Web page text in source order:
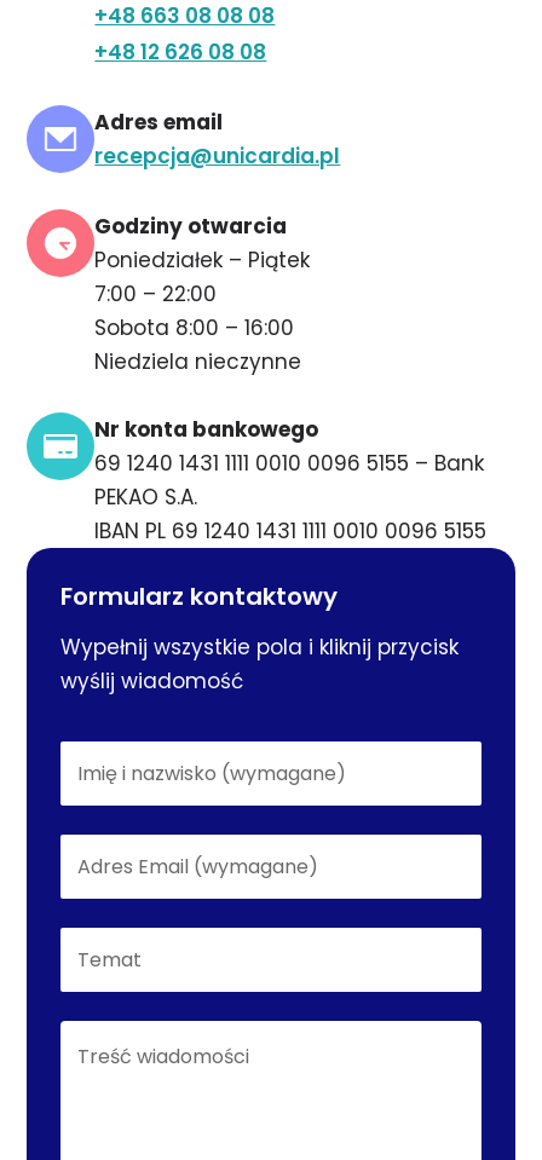
+48 663 08 08 08
+48 12 626 08 08
Adres email
recepcja@unicardia.pl
Godziny otwarcia
Poniedziałek – Piątek ​
7:00 – 22:00
Sobota 8:00 – 16:00
Niedziela nieczynne
Nr konta bankowego
69 1240 1431 1111 0010 0096 5155 – Bank
PEKAO S.A.
IBAN PL 69 1240 1431 1111 0010 0096 5155
Formularz kontaktowy
Wypełnij wszystkie pola i kliknij przycisk
wyślij wiadomość